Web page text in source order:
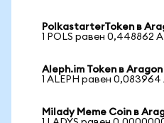
PolkastarterToken в
1 POLS равен 0,448862
Aleph.im Token в
1 ALEPH равен 0,083964
Milady Meme Coin в